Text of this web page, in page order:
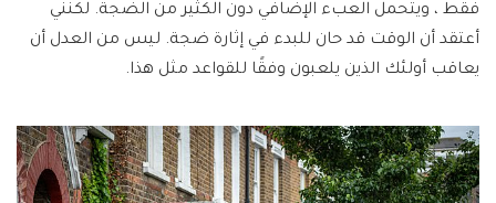
فقط ، ويتحمل العبء الإضافي دون الكثير من الضجة. لكنني
أعتقد أن الوقت قد حان للبدء في إثارة ضجة. ليس من العدل أن
يعاقب أولئك الذين يلعبون وفقًا للقواعد مثل هذا.